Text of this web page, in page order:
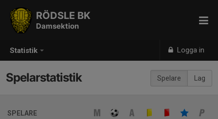
Statistik Logga in
RÖDSLE BK
Damsektion
Spelare Lag
Spelarstatistik
SPELARE